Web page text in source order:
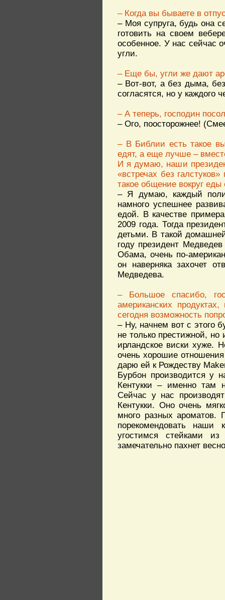
– Когда вы бываете в
– Моя супруга, будь она
готовить на своем
особенное. У нас сейчас
угли.
– Еще бы, угли же дают
– Вот-вот, а без дыма,
согласятся, но у каждого
– А теперь, господин
– Ого, поосторожнее!
– В Библии есть такое
едят, а еще лучше –
И я думаю, наши
«встречах без
такое общение вокруг
– Я думаю, каждый
намного успешнее
едой. В качестве
2009 года. Тогда
детьми. В такой
году президент
Обама, очень по-
он наверняка захочет
Медведева.
– Большое спасибо,
американских
сегодня возможность
– Ну, начнем вот с этого
не только престижной, но
ирландское виски хуже.
очень хорошие
дарю ей к Рождеству
Бурбон производится у
Кентукки – именно там
Сейчас у нас
Кентукки. Оно очень
много разных ароматов.
порекомендовать наши
угостимся стейками
замечательно пахнет